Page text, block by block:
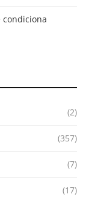
condiciona
(2)
(357)
(7)
(17)